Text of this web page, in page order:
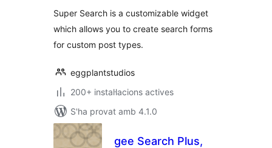
Super Search is a customizable widget
which allows you to create search forms
for custom post types.
eggplantstudios
200+ instal·lacions actives
S'ha provat amb 4.1.0
gee Search Plus,